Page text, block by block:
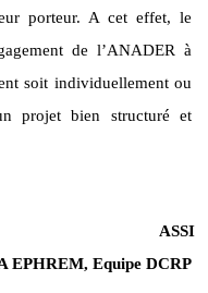
porteur. A cet effet, le
de l’ANADER à
soit individuellement ou
projet bien structuré et
ASSI
EPHREM, Equipe DCRP